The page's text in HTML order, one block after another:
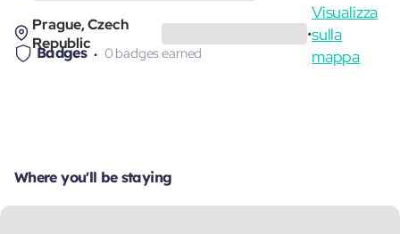
Prague, Czech
Republic
•
Visualizza
sulla
mappa
Badges 0 badges earned
Where you'll be staying